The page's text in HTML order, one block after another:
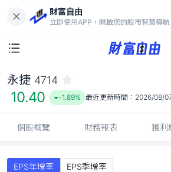
財富自由
立即使用APP，開啟您的股市智慧導航
10.40
-1.89%
永捷 4714
10.40 -1.89% 最近更新時間： 2026/08/
個股概覽 財務報表 獲利
EPS年增率 EPS季增率